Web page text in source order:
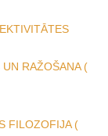
RAŽOŠANA (
FILOZOFIJA (